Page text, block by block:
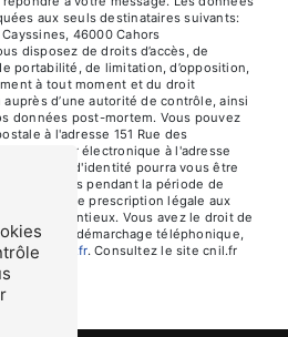
aux seuls destinataires suivants:
46000 Cahors
disposez de droits d’accès, de
portabilité, de limitation, d’opposition,
à tout moment et du droit
d’une autorité de contrôle, ainsi
données post-mortem. Vous pouvez
à l'adresse 151 Rue des
par courrier électronique à l'adresse
justificatif d'identité pourra vous être
vos données pendant la période de
la durée de prescription légale aux
des contentieux. Vous avez le droit de
au démarchage téléphonique,
. Consultez le site cnil.fr
droits.